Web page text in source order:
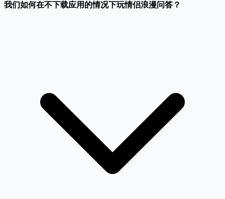
我们如何在不下载应用的情况下玩情侣浪漫问答？